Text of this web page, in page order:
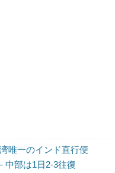
唯一のインド直行便
中部は1日2-3往復